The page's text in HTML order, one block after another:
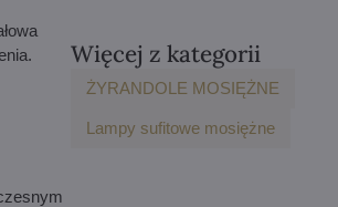
Więcej z kategorii
ŻYRANDOLE MOSIĘŻNE
Lampy sufitowe mosiężne